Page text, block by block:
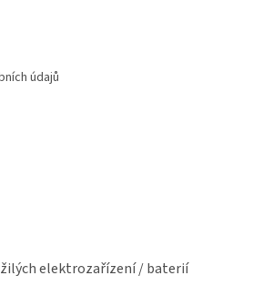
údajů
elektrozařízení / baterií